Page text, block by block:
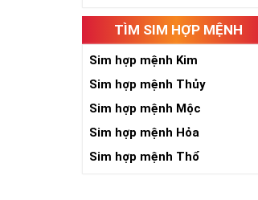
TÌM SIM HỢP MỆNH
Sim hợp mệnh Kim
Sim hợp mệnh Thủy
Sim hợp mệnh Mộc
Sim hợp mệnh Hỏa
Sim hợp mệnh Thổ